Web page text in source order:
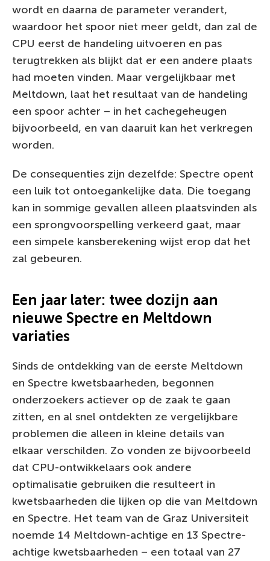
wordt en daarna de parameter verandert,
waardoor het spoor niet meer geldt, dan zal de
CPU eerst de handeling uitvoeren en pas
terugtrekken als blijkt dat er een andere plaats
had moeten vinden. Maar vergelijkbaar met
Meltdown, laat het resultaat van de handeling
een spoor achter – in het cachegeheugen
bijvoorbeeld, en van daaruit kan het verkregen
worden.
De consequenties zijn dezelfde: Spectre opent
een luik tot ontoegankelijke data. Die toegang
kan in sommige gevallen alleen plaatsvinden als
een sprongvoorspelling verkeerd gaat, maar
een simpele kansberekening wijst erop dat het
zal gebeuren.
Een jaar later: twee dozijn aan
nieuwe Spectre en Meltdown
variaties
Sinds de ontdekking van de eerste Meltdown
en Spectre kwetsbaarheden, begonnen
onderzoekers actiever op de zaak te gaan
zitten, en al snel ontdekten ze vergelijkbare
problemen die alleen in kleine details van
elkaar verschilden. Zo vonden ze bijvoorbeeld
dat CPU-ontwikkelaars ook andere
optimalisatie gebruiken die resulteert in
kwetsbaarheden die lijken op die van Meltdown
en Spectre. Het team van de Graz Universiteit
noemde 14 Meltdown-achtige en 13 Spectre-
achtige kwetsbaarheden – een totaal van 27